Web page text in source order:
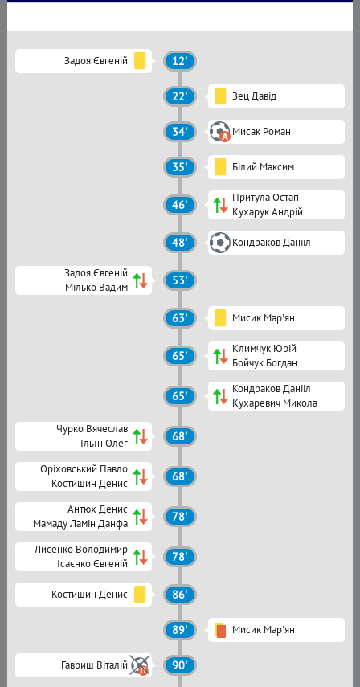
Задоя Євгеній 12'
22' Зец Давід
34' Мисак Роман
35' Білий Максим
46'
Притула Остап
Кухарук Андрій
48' Кондраков Данііл
Задоя Євгеній
Мілько Вадим
53'
63' Мисик Мар'ян
65'
Климчук Юрій
Бойчук Богдан
65'
Кондраков Данііл
Кухаревич Микола
Чурко Вячеслав
Ільїн Олег
68'
Оріховський Павло
Костишин Денис
68'
Антюх Денис
Мамаду Ламін Данфа
78'
Лисенко Володимир
Ісаєнко Євгеній
78'
Костишин Денис 86'
89' Мисик Мар'ян
Гавриш Віталій 90'